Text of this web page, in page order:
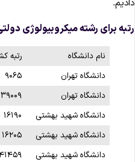
برای رشته میکروبیولوژی
نام دانشگاه رتبه
دانشگاه تهران
۹۰۶۵
دانشگاه تهران
۳۹۰۰۹
دانشگاه شهید بهشتی
۱۶۱۹۰
دانشگاه شهید بهشتی
۱۶۲۰۵
دانشگاه شهید بهشتی
۴۱۴۵۹